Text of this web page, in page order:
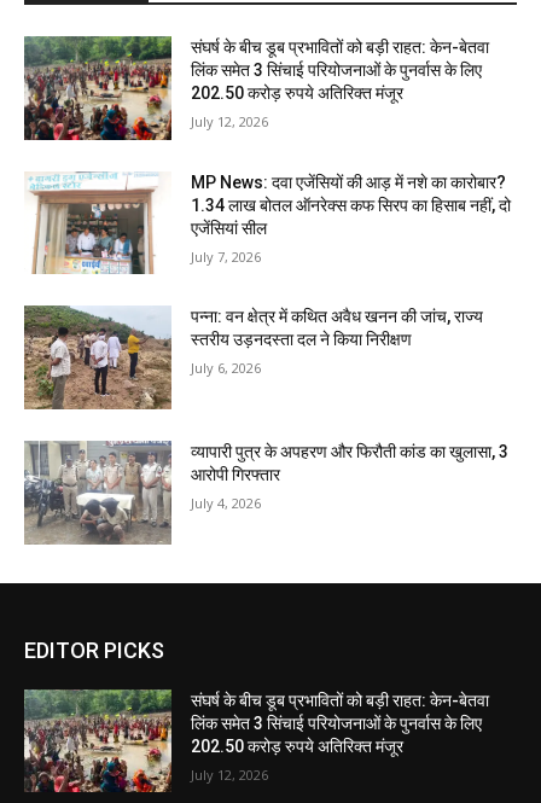
संघर्ष के बीच डूब प्रभावितों को बड़ी राहत: केन-बेतवा
लिंक समेत 3 सिंचाई परियोजनाओं के पुनर्वास के लिए
202.50 करोड़ रुपये अतिरिक्त मंजूर
July 12, 2026
MP News: दवा एजेंसियों की आड़ में नशे का कारोबार?
1.34 लाख बोतल ऑनरेक्स कफ सिरप का हिसाब नहीं, दो
एजेंसियां सील
July 7, 2026
पन्ना: वन क्षेत्र में कथित अवैध खनन की जांच, राज्य
स्तरीय उड़नदस्ता दल ने किया निरीक्षण
July 6, 2026
व्यापारी पुत्र के अपहरण और फिरौती कांड का खुलासा, 3
आरोपी गिरफ्तार
July 4, 2026
EDITOR PICKS
संघर्ष के बीच डूब प्रभावितों को बड़ी राहत: केन-बेतवा
लिंक समेत 3 सिंचाई परियोजनाओं के पुनर्वास के लिए
202.50 करोड़ रुपये अतिरिक्त मंजूर
July 12, 2026